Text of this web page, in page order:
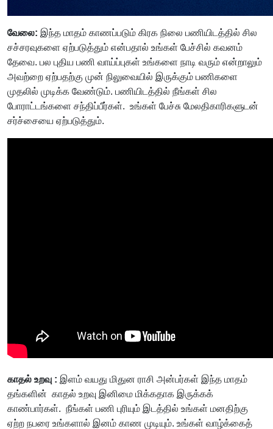
வேலை: இந்த மாதம் காணப்படும் கிரக நிலை பணியிடத்தில் சில
சச்சரவுகளை ஏற்படுத்தும் என்பதால் உங்கள் பேச்சில் கவனம்
தேவை. பல புதிய பணி வாய்ப்புகள் உங்களை நாடி வரும் என்றாலும்
அவற்றை ஏற்பதற்கு முன் நிலுவையில் இருக்கும் பணிகளை
முதலில் முடிக்க வேண்டும். பணியிடத்தில் நீங்கள் சில
போராட்டங்களை சந்திப்பீர்கள். உங்கள் பேச்சு மேலதிகாரிகளுடன்
சர்ச்சையை ஏற்படுத்தும்.
காதல் உறவு : இளம் வயது மிதுன ராசி அன்பர்கள் இந்த மாதம்
தங்களின் காதல் உறவு இனிமை மிக்கதாக இருக்கக்
காண்பார்கள். நீங்கள் பணி புரியும் இடத்தில் உங்கள் மனதிற்கு
ஏற்ற நபரை உங்களால் இனம் காண முடியும். உங்கள் வாழ்க்கைத்